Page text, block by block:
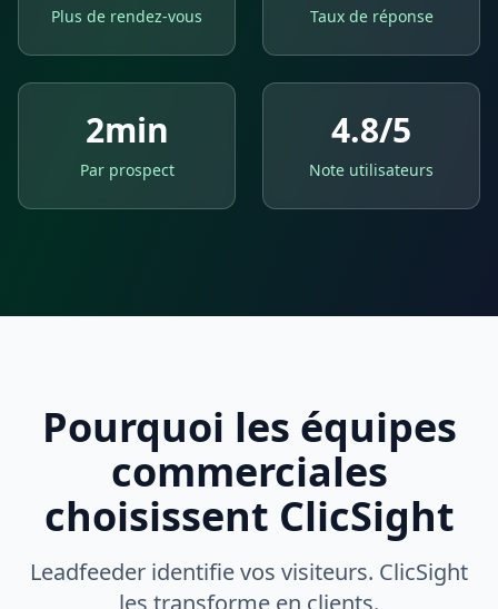
Plus de rendez-vous Taux de réponse
2min
Par prospect
4.8/5
Note utilisateurs
Pourquoi les équipes
commerciales
choisissent ClicSight
Leadfeeder identifie vos visiteurs. ClicSight
les transforme en clients.